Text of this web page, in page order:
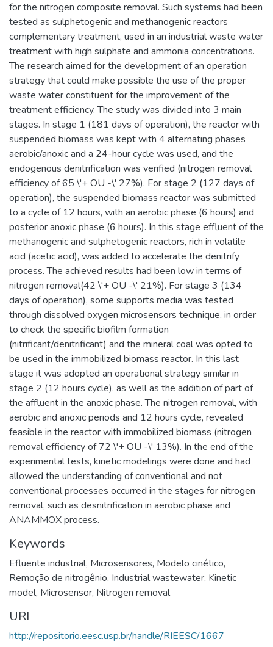
for the nitrogen composite removal. Such systems had been
tested as sulphetogenic and methanogenic reactors
complementary treatment, used in an industrial waste water
treatment with high sulphate and ammonia concentrations.
The research aimed for the development of an operation
strategy that could make possible the use of the proper
waste water constituent for the improvement of the
treatment efficiency. The study was divided into 3 main
stages. In stage 1 (181 days of operation), the reactor with
suspended biomass was kept with 4 alternating phases
aerobic/anoxic and a 24-hour cycle was used, and the
endogenous denitrification was verified (nitrogen removal
efficiency of 65 \'+ OU -\' 27%). For stage 2 (127 days of
operation), the suspended biomass reactor was submitted
to a cycle of 12 hours, with an aerobic phase (6 hours) and
posterior anoxic phase (6 hours). In this stage effluent of the
methanogenic and sulphetogenic reactors, rich in volatile
acid (acetic acid), was added to accelerate the denitrify
process. The achieved results had been low in terms of
nitrogen removal(42 \'+ OU -\' 21%). For stage 3 (134
days of operation), some supports media was tested
through dissolved oxygen microsensors technique, in order
to check the specific biofilm formation
(nitrificant/denitrificant) and the mineral coal was opted to
be used in the immobilized biomass reactor. In this last
stage it was adopted an operational strategy similar in
stage 2 (12 hours cycle), as well as the addition of part of
the affluent in the anoxic phase. The nitrogen removal, with
aerobic and anoxic periods and 12 hours cycle, revealed
feasible in the reactor with immobilized biomass (nitrogen
removal efficiency of 72 \'+ OU -\' 13%). In the end of the
experimental tests, kinetic modelings were done and had
allowed the understanding of conventional and not
conventional processes occurred in the stages for nitrogen
removal, such as desnitrification in aerobic phase and
ANAMMOX process.
Keywords
Efluente industrial, Microsensores, Modelo cinético,
Remoção de nitrogênio, Industrial wastewater, Kinetic
model, Microsensor, Nitrogen removal
URI
http://repositorio.eesc.usp.br/handle/RIEESC/1667